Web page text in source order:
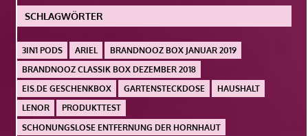
SCHLAGWÖRTER
3IN1 PODS ARIEL
BRANDNOOZ BOX JANUAR 2019
BRANDNOOZ CLASSIK BOX DEZEMBER 2018
EIS.DE GESCHENKBOX
GARTENSTECKDOSE
HAUSHALT
LENOR
PRODUKTTEST
SCHONUNGSLOSE ENTFERNUNG DER HORNHAUT